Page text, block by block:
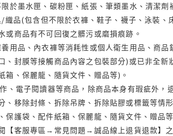
於墨水匣、碳粉匣、紙張、筆類墨水、清潔
織品(包含但不限於衣褲、鞋子、襪子、泳裝
或商品有不可回復之髒污或磨損痕跡。
用品、內衣褲等消耗性或個人衛生用品、商
、封膜等接觸商品內容之包裝部分)或已非全
箱、保麗龍、隨貨文件、贈品等)。
、電子閱讀器等商品，除商品本身有瑕疵外
、移除封條、拆除吊牌、拆除貼膠或標籤等
保護袋、配件紙箱、保麗龍、隨貨文件、贈品
【客服專區→常見問題→誠品線上退貨退款】之